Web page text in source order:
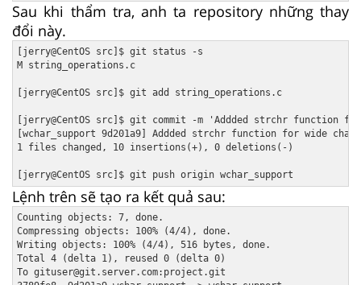
Sau khi thẩm tra, anh ta repository những thay
đổi này.
[jerry@CentOS src]$ git status -s
M string_operations.c
[jerry@CentOS src]$ git add string_operations.c
[jerry@CentOS src]$ git commit -m 'Addded strchr function
[wchar_support 9d201a9] Addded strchr function for wide
1 files changed, 10 insertions(+), 0 deletions(-)
Lệnh trên sẽ tạo ra kết quả sau:
Counting objects: 7, done.
Compressing objects: 100% (4/4), done.
Writing objects: 100% (4/4), 516 bytes, done.
Total 4 (delta 1), reused 0 (delta 0)
To gituser@git.server.com:project.git